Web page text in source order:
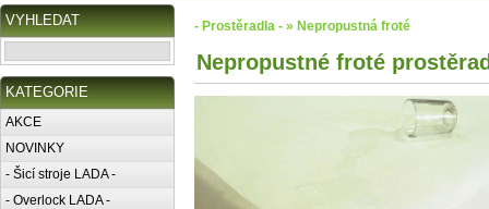
VYHLEDAT
KATEGORIE
AKCE
NOVINKY
- Šicí stroje LADA -
- Overlock LADA -
- Prostěradla - » Nepropustná froté
Nepropustné froté